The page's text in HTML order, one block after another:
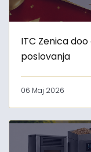
ITC Zenica
poslovanja
06 Maj 2026